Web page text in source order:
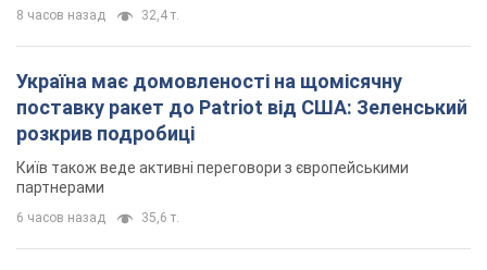
8 часов назад 32,4 т.
Україна має домовленості на щомісячну
поставку ракет до Patriot від США: Зеленський
розкрив подробиці
Київ також веде активні переговори з європейськими
партнерами
6 часов назад 35,6 т.